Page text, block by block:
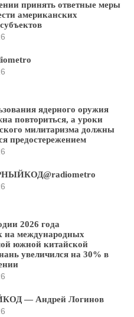
принять ответные меры
американских
ядерного оружия
повториться, а уроки
милитаризма должны
предостережением
2026 года
на международных
южной китайской
увеличился на 30% в
— Андрей Логинов